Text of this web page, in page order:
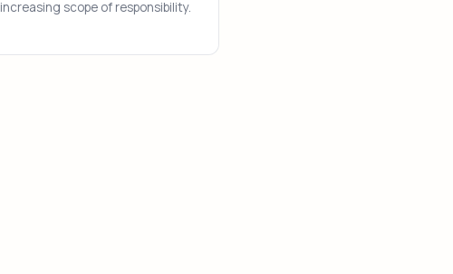
increasing scope of responsibility.